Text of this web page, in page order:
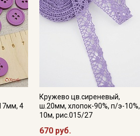
4
Кружево цв.сиреневый,
ш.20мм, хлопок-90%, п/э-10%,
10м, рис.015/27
670 руб.